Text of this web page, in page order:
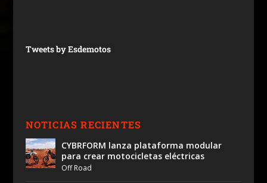
Tweets by Esdemotos
NOTICIAS RECIENTES
CYBRFORM lanza plataforma modular
para crear motocicletas eléctricas
Off Road